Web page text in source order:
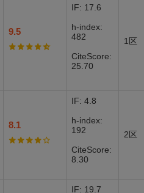
9.5
IF: 17.6
h-index:
482
CiteScore:
25.70
1区
8.1
IF: 4.8
h-index:
192
CiteScore:
8.30
2区
IF: 19.7